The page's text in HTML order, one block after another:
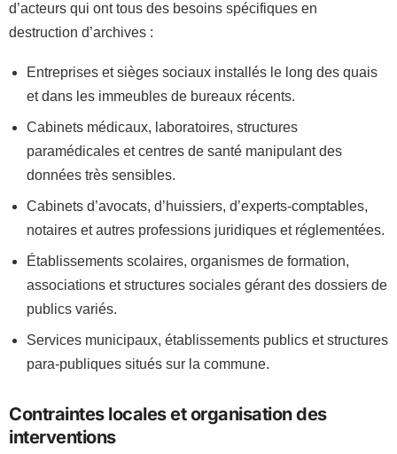
d’acteurs qui ont tous des besoins spécifiques en
destruction d’archives :
Entreprises et sièges sociaux installés le long des quais
et dans les immeubles de bureaux récents.
Cabinets médicaux, laboratoires, structures
paramédicales et centres de santé manipulant des
données très sensibles.
Cabinets d’avocats, d’huissiers, d’experts-comptables,
notaires et autres professions juridiques et réglementées.
Établissements scolaires, organismes de formation,
associations et structures sociales gérant des dossiers de
publics variés.
Services municipaux, établissements publics et structures
para-publiques situés sur la commune.
Contraintes locales et organisation des
interventions